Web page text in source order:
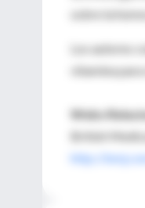
sobre la
Los autores
vitamina
Webs
British
http://